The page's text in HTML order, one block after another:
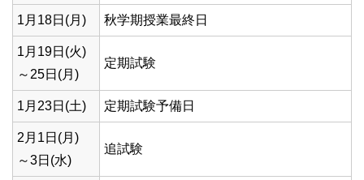
1月18日(月) 秋学期授業最終日
1月19日(火)
～25日(月)
定期試験
1月23日(土) 定期試験予備日
2月1日(月)
～3日(水)
追試験